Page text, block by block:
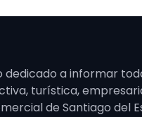
dedicado a informar
turística,
de Santiago del